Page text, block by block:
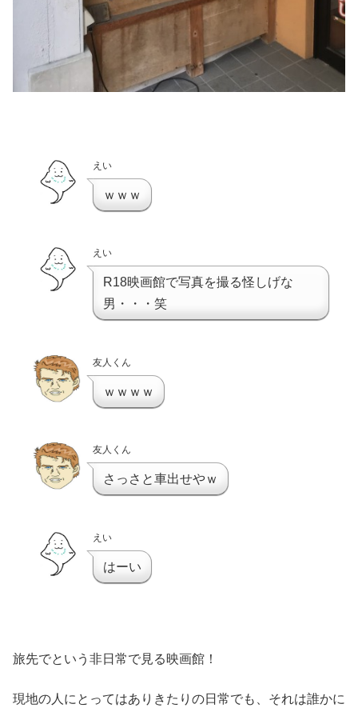
えい
ｗｗｗ
えい
R18映画館で写真を撮る怪しげな
男・・・笑
友人くん
ｗｗｗｗ
友人くん
さっさと車出せやｗ
えい
はーい
旅先でという非日常で見る映画館！
現地の人にとってはありきたりの日常でも、それは誰かに